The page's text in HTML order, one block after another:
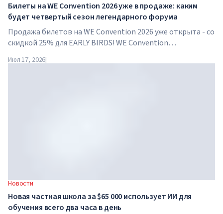
Билеты на WE Convention 2026 уже в продаже: каким
будет четвертый сезон легендарного форума
Продажа билетов на WE Convention 2026 уже открыта - со
скидкой 25% для EARLY BIRDS! WE Convention
2026 года форум пройдет в SO/ Uptown Dubai и соберет
Июл 17, 2026|
Новости
Новая частная школа за $65 000 использует ИИ для
обучения всего два часа в день